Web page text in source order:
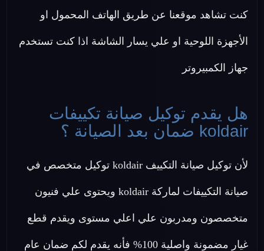
كنت تشاهد موقعنا عن طريق الهاتف المحمول او
الأجهزة اللوحية او علي يسار الشاشة اذا كنت تستخدم
جهاز الكمبيروتر
هل يقدم توكيل صيانة تكييفات
koldair ضمان بعد الصيانة ؟
لأن توكيل صيانة التكييف koldair توكيل متخصص في
صيانة التكييفات لماركة koldair ويحتوى علي فنيون
متخصصون ومدربون علي اعلي مستوى ويقدم قطع
غيار مضمونة واصلية 100% فأنه يقدم لكم ضمان عام